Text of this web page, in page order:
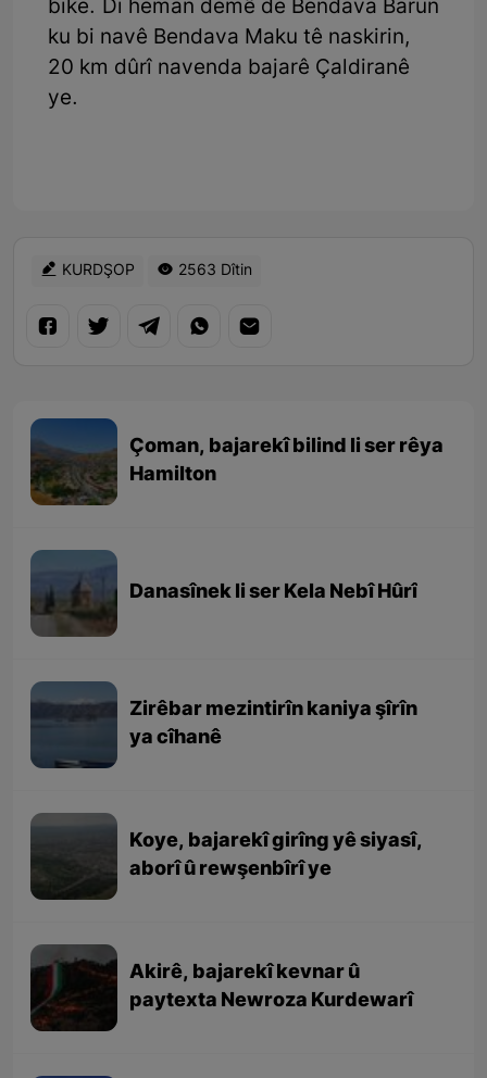
bike. Di heman demê de Bendava Barun
ku bi navê Bendava Maku tê naskirin,
20 km dûrî navenda bajarê Çaldiranê
ye.
KURDŞOP 2563 Dîtin
Çoman, bajarekî bilind li ser rêya
Hamilton
Danasînek li ser Kela Nebî Hûrî
Zirêbar mezintirîn kaniya şîrîn
ya cîhanê
Koye, bajarekî girîng yê siyasî,
aborî û rewşenbîrî ye
Akirê, bajarekî kevnar û
paytexta Newroza Kurdewarî